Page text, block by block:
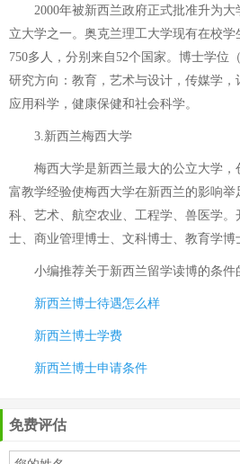
2000年被新西兰政府正式批准升为大
立大学之一。奥克兰理工大学现有在校学
750多人，分别来自52个国家。博士学位
研究方向：教育，艺术与设计，传媒学，
应用科学，健康保健和社会科学。
3.新西兰梅西大学
梅西大学是新西兰最大的公立大学，
富教学经验使梅西大学在新西兰的影响
科、艺术、航空农业、工程学、兽医学
士、商业管理博士、文科博士、教育学博
小编推荐关于新西兰留学读博的条件
新西兰博士待遇怎么样
新西兰博士学费
新西兰博士申请条件
免费评估